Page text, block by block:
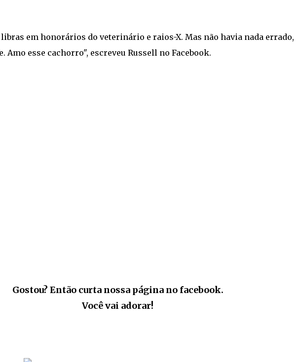
em honorários do veterinário e raios-X. Mas não havia nada errado,
Amo esse cachorro", escreveu Russell no Facebook.
Gostou? Então curta nossa página no facebook.
Você vai adorar!